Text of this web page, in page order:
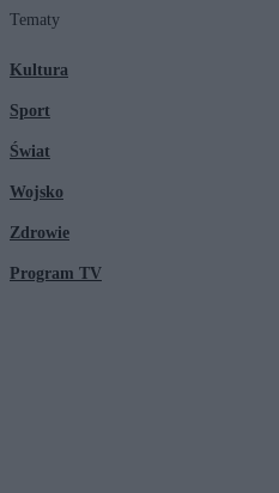
Tematy
Kultura
Sport
Świat
Wojsko
Zdrowie
Program TV